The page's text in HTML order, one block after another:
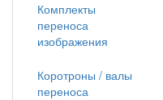
Комплекты
переноса
изображения
Коротроны / валы
переноса